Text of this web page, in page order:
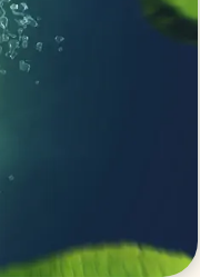
besparen
of recyclen van
op uw PC